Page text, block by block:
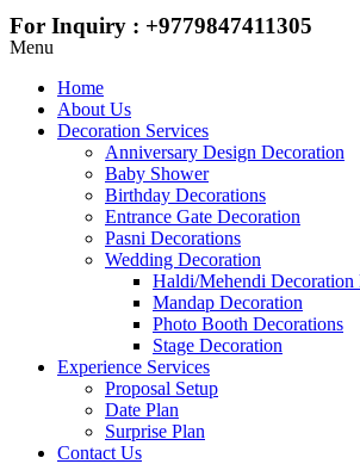
For Inquiry : +9779847411305
Menu
Home
About Us
Decoration Services
Anniversary Design Decoration
Baby Shower
Birthday Decorations
Entrance Gate Decoration
Pasni Decorations
Wedding Decoration
Haldi/Mehendi Decoration
Mandap Decoration
Photo Booth Decorations
Stage Decoration
Experience Services
Proposal Setup
Date Plan
Surprise Plan
Contact Us